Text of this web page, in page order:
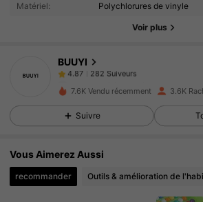
Matériel: Polychlorures de vinyle
Voir plus
BUUYI
282 Suiveurs
4.87
282 Suiveurs
a***sa suiviIl y a 1 jour
4.87
7.6K Vendu récemment 3.6K
Suivre
Vous Aimerez Aussi
recommander Outils & amélioration de